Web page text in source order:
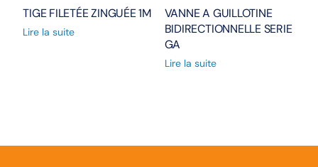
TIGE FILETÉE ZINGUÉE 1M
Lire la suite
VANNE A GUILLOTINE
BIDIRECTIONNELLE SERIE
GA
Lire la suite